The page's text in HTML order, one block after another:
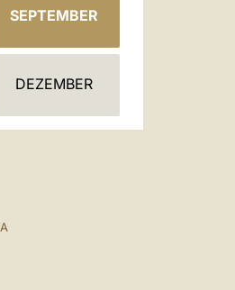
SEPTEMBER
DEZEMBER